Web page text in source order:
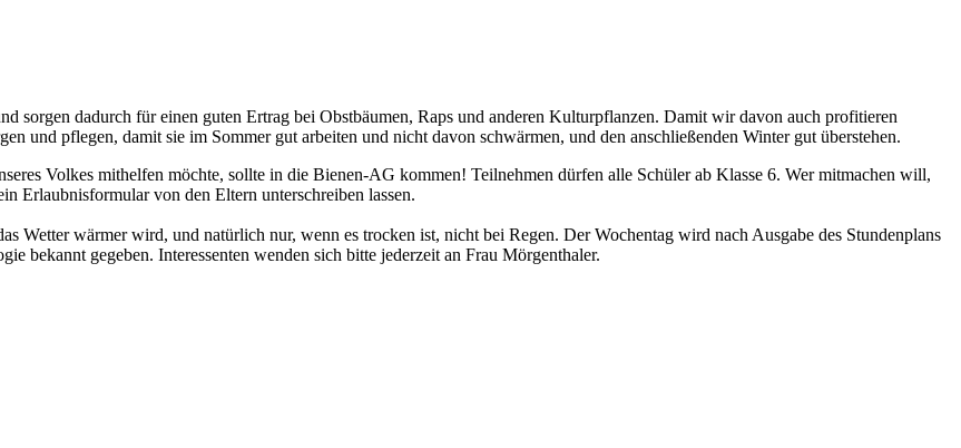
sorgen dadurch für einen guten Ertrag bei Obstbäumen, Raps und anderen Kulturpflanzen. Damit wir davon auch profitieren
und pflegen, damit sie im Sommer gut arbeiten und nicht davon schwärmen, und den anschließenden Winter gut überstehen.
Volkes mithelfen möchte, sollte in die Bienen-AG kommen! Teilnehmen dürfen alle Schüler ab Klasse 6. Wer mitmachen will,
Erlaubnisformular von den Eltern unterschreiben lassen.
Wetter wärmer wird, und natürlich nur, wenn es trocken ist, nicht bei Regen. Der Wochentag wird nach Ausgabe des Stundenplans
bekannt gegeben. Interessenten wenden sich bitte jederzeit an Frau Mörgenthaler.